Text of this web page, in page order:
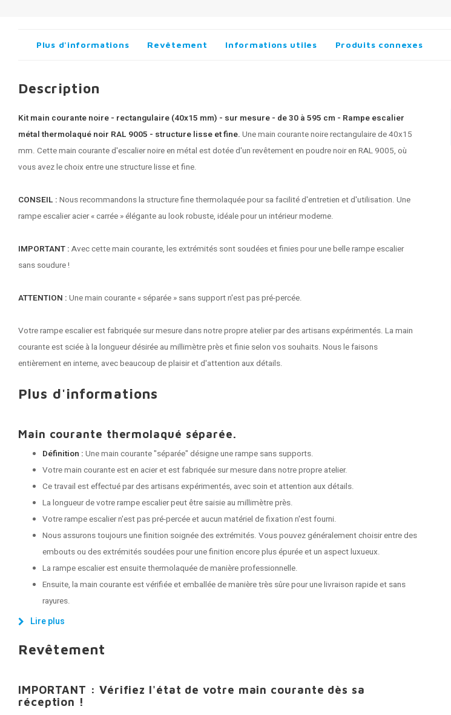
Plus d'informations Revêtement Informations utiles Produits connexes
Description
Kit main courante noire - rectangulaire (40x15 mm) - sur mesure - de 30 à 595 cm - Rampe escalier
métal thermolaqué noir RAL 9005 - structure lisse et fine. Une main courante noire rectangulaire de 40x15
mm. Cettemain courante d'escalier noireen métal est dotée d'un revêtement en poudre noir en RAL 9005, où
vous avez le choix entre une structure lisse et fine.
CONSEIL : Nous recommandons la structure fine thermolaquée pour sa facilité d'entretien et d'utilisation. Une
rampe escalier acier « carrée » élégante au look robuste, idéale pour un intérieur moderne.
IMPORTANT : Avec cettemain courante, les extrémités sont soudées et finies pour une belle rampe escalier
sans soudure !
ATTENTION : Une main courante « séparée » sans support n'est pas pré-percée.
Votre rampe escalier est fabriquée sur mesure dans notre propre atelier par des artisans expérimentés. La main
courante est sciée à la longueur désirée au millimètre près et finie selon vos souhaits. Nous le faisons
entièrement en interne, avec beaucoup de plaisir et d'attention aux détails.
Plus d'informations
Main courante thermolaqué séparée.
Définition : Une main courante "séparée" désigne une rampe sans supports.
Votre main courante est en acier et est fabriquée sur mesure dans notre propre atelier.
Ce travail est effectué par des artisans expérimentés, avec soin et attention aux détails.
La longueur de votre rampe escalier peut être saisie au millimètre près.
Votre rampe escalier n'est pas pré-percée et aucun matériel de fixation n'est fourni.
Nous assurons toujours une finition soignée des extrémités. Vous pouvez généralement choisir entre des
embouts ou des extrémités soudées pour une finition encore plus épurée et un aspect luxueux.
La rampe escalier est ensuite thermolaquée de manière professionnelle.
Ensuite, la main courante est vérifiée et emballée de manière très sûre pour une livraison rapide et sans
rayures.
Lire plus
Revêtement
IMPORTANT : Vérifiez l'état de votre main courante dès sa
réception !